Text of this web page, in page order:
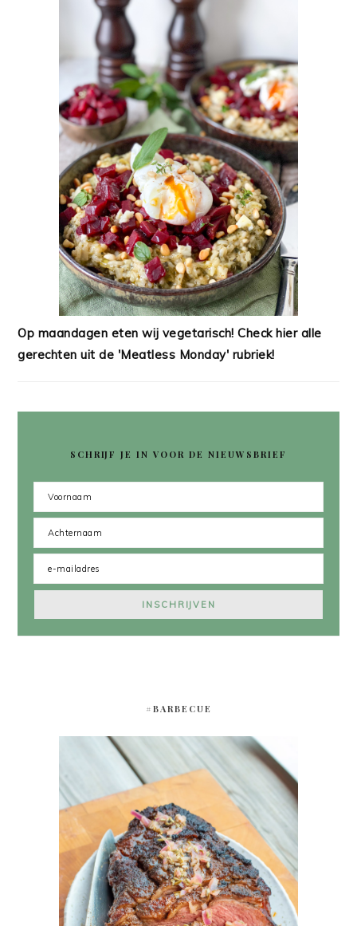
Op maandagen eten wij vegetarisch! Check hier alle
gerechten uit de 'Meatless Monday' rubriek!
SCHRIJF JE IN VOOR DE NIEUWSBRIEF
#BARBECUE